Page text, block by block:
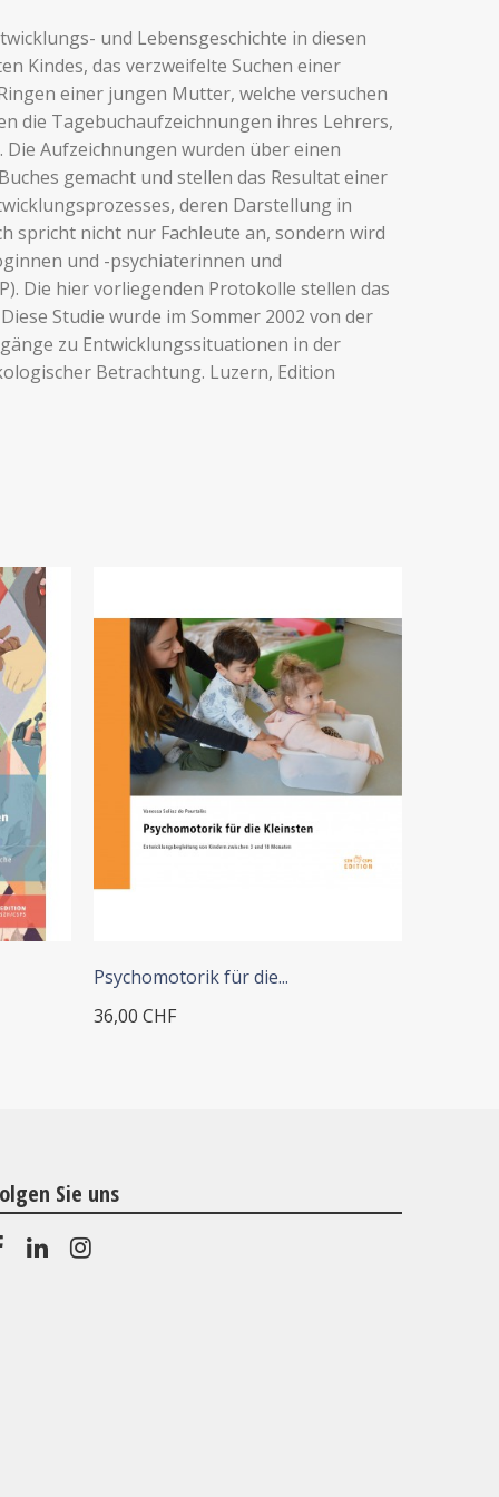
und Lebensgeschichte in diesen
Kindes, das verzweifelte Suchen einer
einer jungen Mutter, welche versuchen
die Tagebuchaufzeichnungen ihres Lehrers,
Aufzeichnungen wurden über einen
gemacht und stellen das Resultat einer
deren Darstellung in
spricht nicht nur Fachleute an, sondern wird
und -psychiaterinnen und
Die hier vorliegenden Protokolle stellen das
Studie wurde im Sommer 2002 von der
zu Entwicklungssituationen in der
Betrachtung. Luzern, Edition
Psychomotorik für die...
36,00 CHF
Sie uns